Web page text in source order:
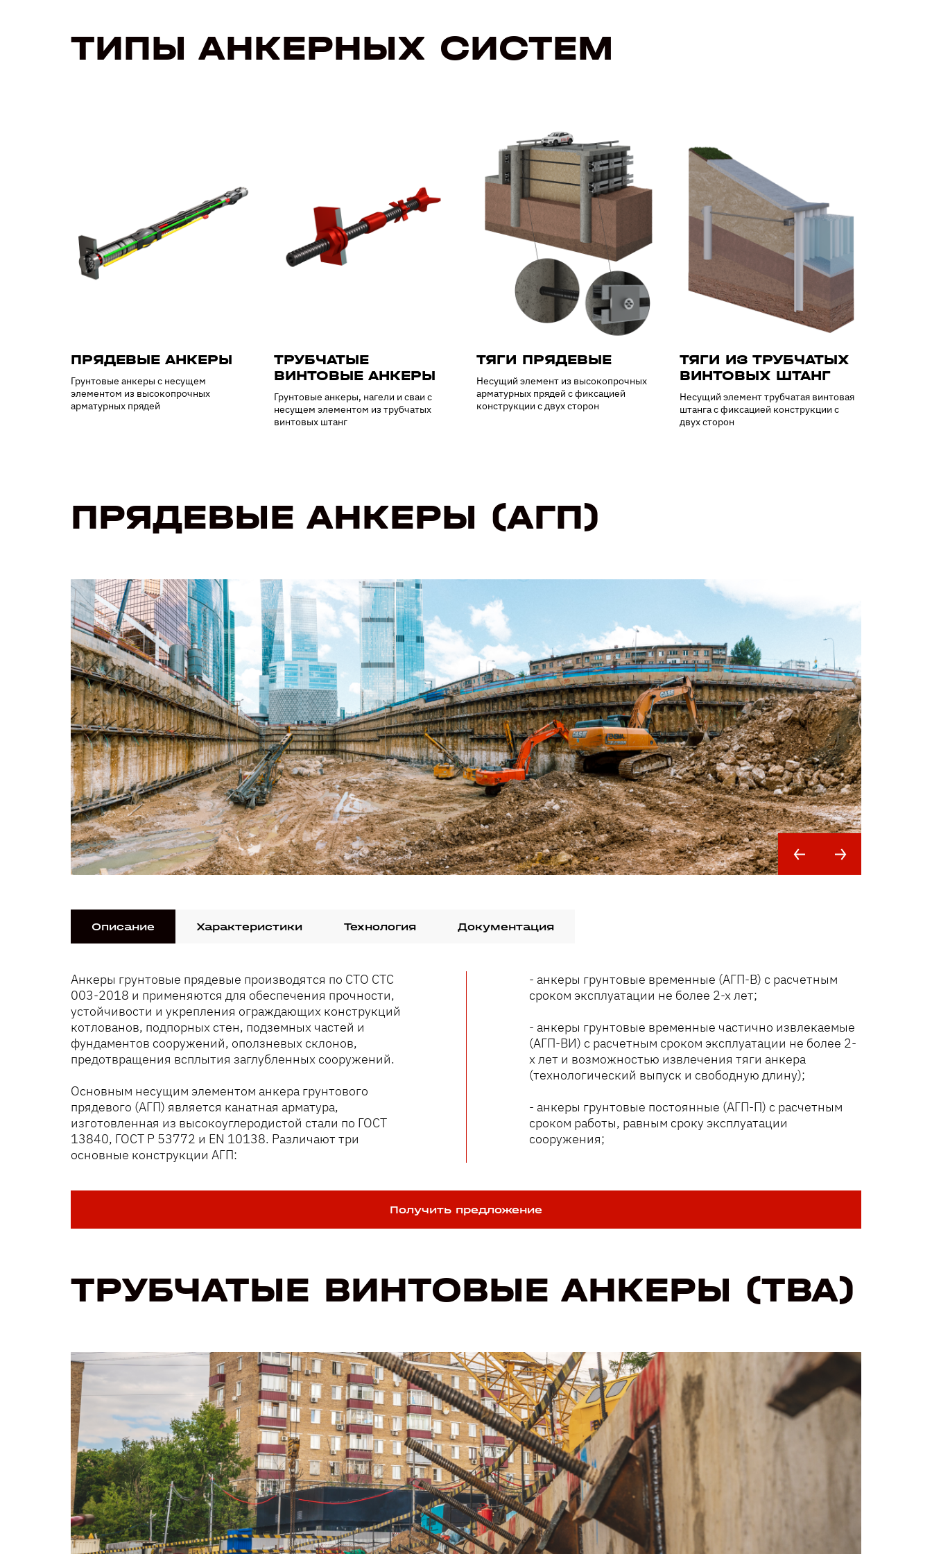
ТИПЫ АНКЕРНЫХ СИСТЕМ
ПРЯДЕВЫЕ АНКЕРЫ
Грунтовые анкеры с несущем
элементом из высокопрочных
арматурных прядей
ТРУБЧАТЫЕ
ВИНТОВЫЕ АНКЕРЫ
Грунтовые анкеры, нагели и сваи с
несущем элементом из трубчатых
винтовых штанг
ТЯГИ ПРЯДЕВЫЕ
Несущий элемент из высокопрочных
арматурных прядей с фиксацией
конструкции с двух сторон
ТЯГИ ИЗ ТРУБЧАТЫХ
ВИНТОВЫХ ШТАНГ
Несущий элемент трубчатая винтовая
штанга с фиксацией конструкции с
двух сторон
ПРЯДЕВЫЕ АНКЕРЫ (АГП)
Описание Характеристики Технология Документация
Анкеры грунтовые прядевые производятся по СТО СТС
003-2018 и применяются для обеспечения прочности,
устойчивости и укрепления ограждающих конструкций
котлованов, подпорных стен, подземных частей и
фундаментов сооружений, оползневых склонов,
предотвращения всплытия заглубленных сооружений.
Основным несущим элементом анкера грунтового
прядевого (АГП) является канатная арматура,
изготовленная из высокоуглеродистой стали по ГОСТ
13840, ГОСТ Р 53772 и EN 10138. Различают три
основные конструкции АГП:
- анкеры грунтовые временные (АГП-В) с расчетным
сроком эксплуатации не более 2-х лет;
- анкеры грунтовые временные частично извлекаемые
(АГП-ВИ) с расчетным сроком эксплуатации не более 2-
х лет и возможностью извлечения тяги анкера
(технологический выпуск и свободную длину);
- анкеры грунтовые постоянные (АГП-П) с расчетным
сроком работы, равным сроку эксплуатации
сооружения;
Получить предложение
ТРУБЧАТЫЕ ВИНТОВЫЕ АНКЕРЫ (ТВА)